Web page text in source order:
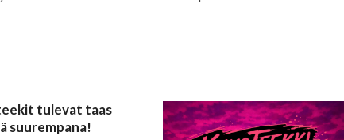
tulevat taas
suurempana!